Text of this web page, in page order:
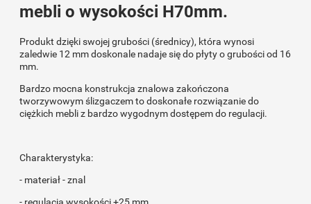
mebli o wysokości H70mm.
Produkt dzięki swojej grubości (średnicy), która wynosi
zaledwie 12 mm doskonale nadaje się do płyty o grubości od 16
mm.
Bardzo mocna konstrukcja znalowa zakończona
tworzywowym ślizgaczem to doskonałe rozwiązanie do
ciężkich mebli z bardzo wygodnym dostępem do regulacji.
Charakterystyka:
- materiał - znal
- regulacja wysokości +25 mm